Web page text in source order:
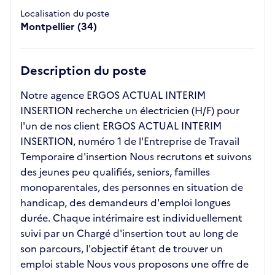
Localisation du poste
Montpellier (34)
Description du poste
Notre agence ERGOS ACTUAL INTERIM
INSERTION recherche un électricien (H/F) pour
l'un de nos client ERGOS ACTUAL INTERIM
INSERTION, numéro 1 de l'Entreprise de Travail
Temporaire d'insertion Nous recrutons et suivons
des jeunes peu qualifiés, seniors, familles
monoparentales, des personnes en situation de
handicap, des demandeurs d'emploi longues
durée. Chaque intérimaire est individuellement
suivi par un Chargé d'insertion tout au long de
son parcours, l'objectif étant de trouver un
emploi stable Nous vous proposons une offre de